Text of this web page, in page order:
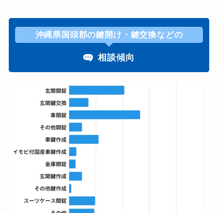
沖縄県国頭郡の鍵開け・鍵交換などの
相談傾向